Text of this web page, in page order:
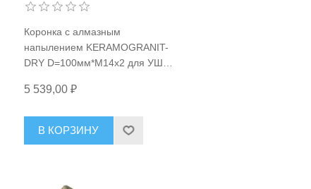
Коронка с алмазным
напылением KERAMOGRANIT-
DRY D=100мм*М14x2 для УШМ
натуральный камень/керамика/
100-014
5 539,00 ₽
В КОРЗИНУ